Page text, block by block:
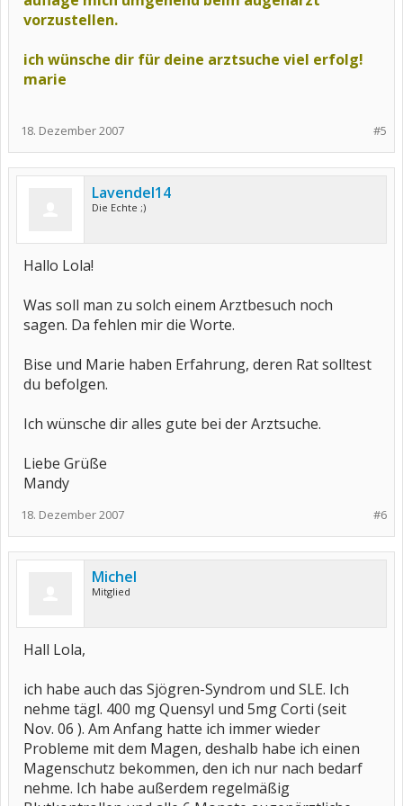
vorzustellen.
ich wünsche dir für deine arztsuche viel erfolg!
marie
#5
18. Dezember 2007
Lavendel14
Die Echte ;)
Hallo Lola!
Was soll man zu solch einem Arztbesuch noch
sagen. Da fehlen mir die Worte.
Bise und Marie haben Erfahrung, deren Rat solltest
du befolgen.
Ich wünsche dir alles gute bei der Arztsuche.
Liebe Grüße
Mandy
#6
18. Dezember 2007
Michel
Mitglied
Hall Lola,
ich habe auch das Sjögren-Syndrom und SLE. Ich
nehme tägl. 400 mg Quensyl und 5mg Corti (seit
Nov. 06 ). Am Anfang hatte ich immer wieder
Probleme mit dem Magen, deshalb habe ich einen
Magenschutz bekommen, den ich nur nach bedarf
nehme. Ich habe außerdem regelmäßig